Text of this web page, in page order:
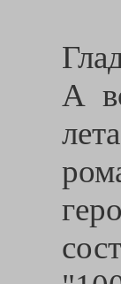
А